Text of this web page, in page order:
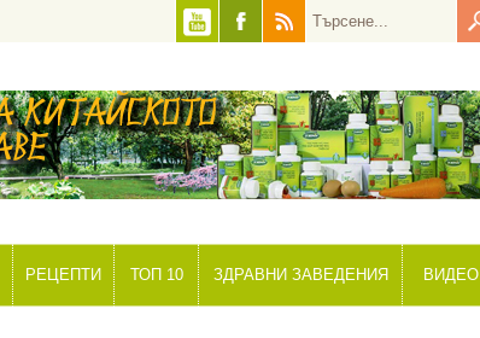
РЕЦЕПТИ ТОП 10 ЗДРАВНИ ЗАВЕДЕНИЯ ВИДЕО